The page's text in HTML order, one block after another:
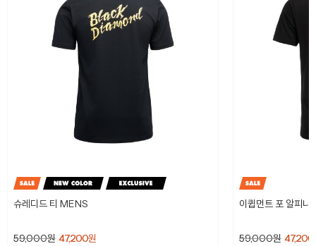
슈레디드 티 MENS
59,000원 47,200원
이큅먼트 포 알피
59,000원 47,200